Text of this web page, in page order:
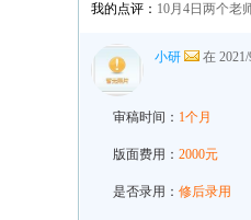
我的点评： 10月4日两个老
小研 在
审稿时间： 1个月
版面费用： 2000元
是否录用： 修后录用